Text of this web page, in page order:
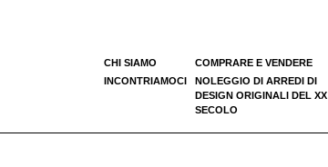
CHI SIAMO COMPRARE E VENDERE
INCONTRIAMOCI
NOLEGGIO DI ARREDI DI
DESIGN ORIGINALI DEL XX
SECOLO